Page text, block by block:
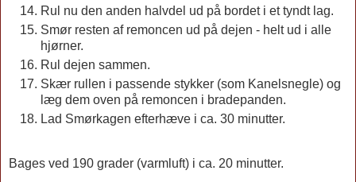
Rul nu den anden halvdel ud på bordet i et tyndt lag.
Smør resten af remoncen ud på dejen - helt ud i alle
hjørner.
Rul dejen sammen.
Skær rullen i passende stykker (som Kanelsnegle) og
læg dem oven på remoncen i bradepanden.
Lad Smørkagen efterhæve i ca. 30 minutter.
Bages ved 190 grader (varmluft) i ca. 20 minutter.